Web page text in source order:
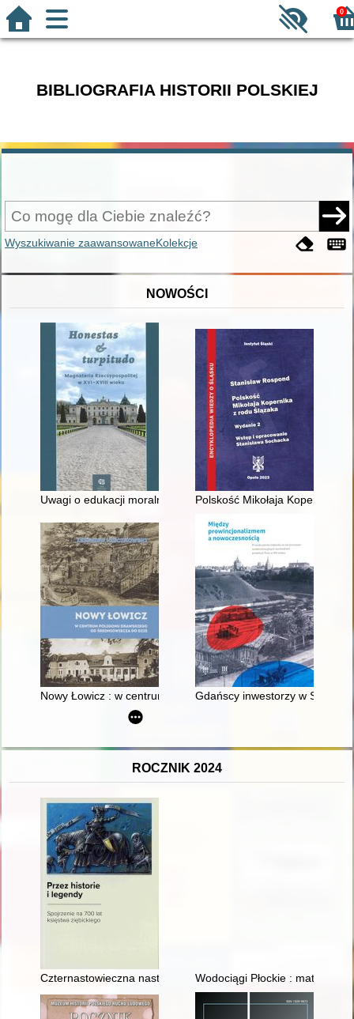
0
BIBLIOGRAFIA HISTORII POLSKIEJ
Wyszukiwanie zaawansowaneKolekcje
NOWOŚCI
Uwagi o edukacji moralnej synów szlacheckich w XVI-
Polskość Mikołaja Kopernika z
Nowy Łowicz : w centrum poligonu drawskiego od
Gdańscy inwestorzy w
ROCZNIK 2024
Czternastowieczna nastawa ołtarzowa z kościoła w Ziębicach
Wodociągi Płockie : materiały